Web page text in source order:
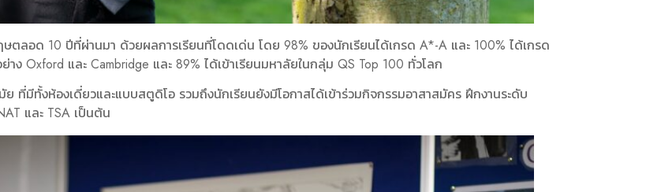
ษตลอด 10 ปีที่ผ่านมา ด้วยผลการเรียนที่โดดเด่น โดย 98% ของนักเรียนได้เกรด A*-A และ 100% ได้เกรด
Oxford และ Cambridge และ 89% ได้เข้าเรียนมหาลัยในกลุ่ม QS Top 100 ทั่วโลก
ที่มีทั้งห้องเดี่ยวและแบบสตูดิโอ รวมถึงนักเรียนยังมีโอกาสได้เข้าร่วมกิจกรรมอาสาสมัคร ฝึกงานระดับ
และ TSA เป็นต้น